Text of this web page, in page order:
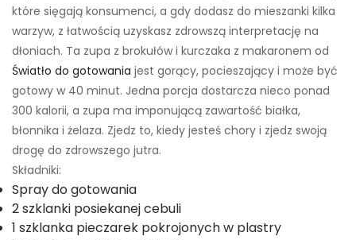
które sięgają konsumenci, a gdy dodasz do mieszanki kilka
warzyw, z łatwością uzyskasz zdrowszą interpretację na
dłoniach. Ta zupa z brokułów i kurczaka z makaronem od
Światło do gotowania jest gorący, pocieszający i może być
gotowy w 40 minut. Jedna porcja dostarcza nieco ponad
300 kalorii, a zupa ma imponującą zawartość białka,
błonnika i żelaza. Zjedz to, kiedy jesteś chory i zjedz swoją
drogę do zdrowszego jutra.
Składniki:
Spray do gotowania
2 szklanki posiekanej cebuli
1 szklanka pieczarek pokrojonych w plastry